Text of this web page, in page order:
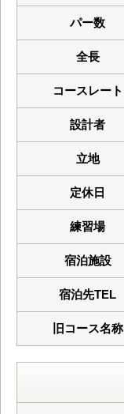
パー数
全長
コースレート
設計者
立地
定休日
練習場
宿泊施設
宿泊先TEL
旧コース名称